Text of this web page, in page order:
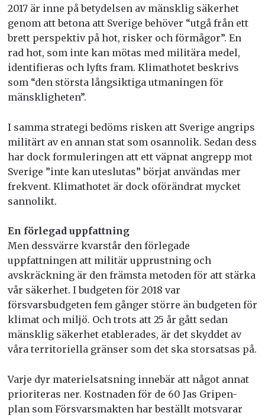
2017 är inne på betydelsen av mänsklig säkerhet
genom att betona att Sverige behöver “utgå från ett
brett perspektiv på hot, risker och förmågor”. En
rad hot, som inte kan mötas med militära medel,
identifieras och lyfts fram. Klimathotet beskrivs
som “den största långsiktiga utmaningen för
mänskligheten”.
I samma strategi bedöms risken att Sverige angrips
militärt av en annan stat som osannolik. Sedan dess
har dock formuleringen att ett väpnat angrepp mot
Sverige ”inte kan uteslutas” börjat användas mer
frekvent. Klimathotet är dock oförändrat mycket
sannolikt.
En förlegad uppfattning
Men dessvärre kvarstår den förlegade
uppfattningen att militär upprustning och
avskräckning är den främsta metoden för att stärka
vår säkerhet. I budgeten för 2018 var
försvarsbudgeten fem gånger större än budgeten för
klimat och miljö. Och trots att 25 år gått sedan
mänsklig säkerhet etablerades, är det skyddet av
våra territoriella gränser som det ska storsatsas på.
Varje dyr materielsatsning innebär att något annat
prioriteras ner. Kostnaden för de 60 Jas Gripen-
plan som Försvarsmakten har beställt motsvarar